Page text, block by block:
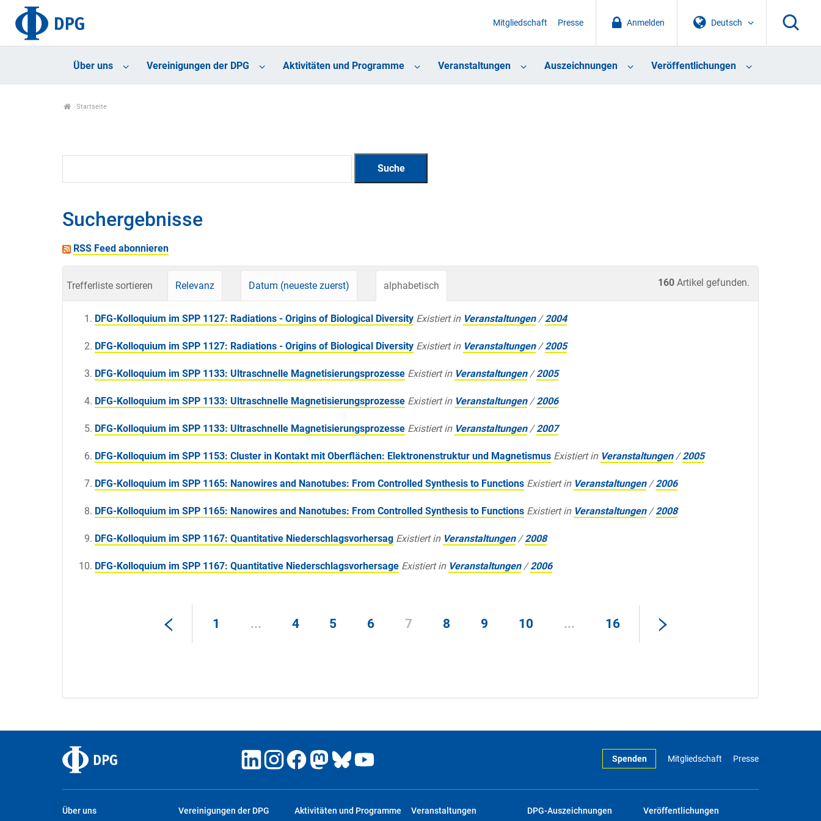
Deutsch
Anmelden
Mitgliedschaft Presse
Über uns Vereinigungen der DPG Aktivitäten und Programme Veranstaltungen Auszeichnungen Veröffentlichungen
Startseite
Suchergebnisse
RSS Feed abonnieren
160 Artikel gefunden.
Trefferliste sortieren Relevanz Datum (neueste zuerst) alphabetisch
DFG-Kolloquium im SPP 1127: Radiations - Origins of Biological Diversity Existiert in Veranstaltungen /2004
DFG-Kolloquium im SPP 1127: Radiations - Origins of Biological Diversity Existiert in Veranstaltungen /2005
DFG-Kolloquium im SPP 1133: Ultraschnelle Magnetisierungsprozesse Existiert in Veranstaltungen /2005
DFG-Kolloquium im SPP 1133: Ultraschnelle Magnetisierungsprozesse Existiert in Veranstaltungen /2006
DFG-Kolloquium im SPP 1133: Ultraschnelle Magnetisierungsprozesse Existiert in Veranstaltungen /2007
DFG-Kolloquium im SPP 1153: Cluster in Kontakt mit Oberflächen: Elektronenstruktur und Magnetismus Existiert in Veranstaltungen /2005
DFG-Kolloquium im SPP 1165: Nanowires and Nanotubes: From Controlled Synthesis to Functions Existiert in Veranstaltungen /2006
DFG-Kolloquium im SPP 1165: Nanowires and Nanotubes: From Controlled Synthesis to Functions Existiert in Veranstaltungen /2008
DFG-Kolloquium im SPP 1167: Quantitative Niederschlagsvorhersag Existiert in Veranstaltungen /2008
DFG-Kolloquium im SPP 1167: Quantitative Niederschlagsvorhersage Existiert in Veranstaltungen /2006
1 ... 4 5 6 7 8 9 10 ... 16
Spenden Mitgliedschaft Presse
Über uns Vereinigungen der DPG Aktivitäten und Programme Veranstaltungen DPG-Auszeichnungen Veröffentlichungen